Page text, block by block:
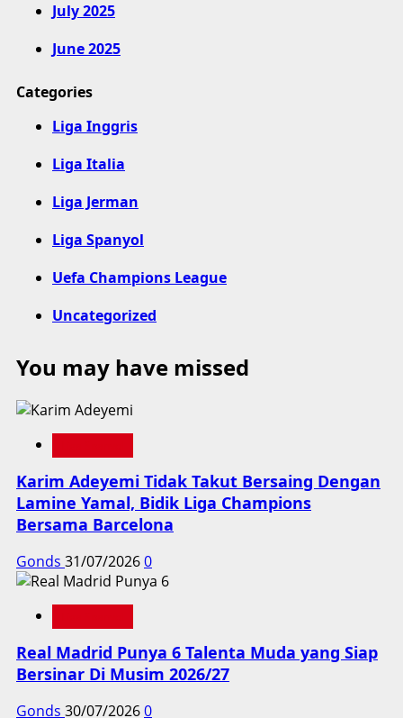
July 2025
June 2025
Categories
Liga Inggris
Liga Italia
Liga Jerman
Liga Spanyol
Uefa Champions League
Uncategorized
You may have missed
Karim Adeyemi Tidak Takut Bersaing Dengan
Lamine Yamal, Bidik Liga Champions
Bersama Barcelona
Gonds 31/07/20260
Real Madrid Punya 6 Talenta Muda yang Siap
Bersinar Di Musim 2026/27
Gonds 30/07/20260